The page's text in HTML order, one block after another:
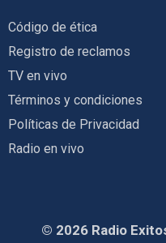
Código de ética
Registro de reclamos
TV en vivo
Términos y condiciones
Políticas de Privacidad
Radio en vivo
© 2026 Radio